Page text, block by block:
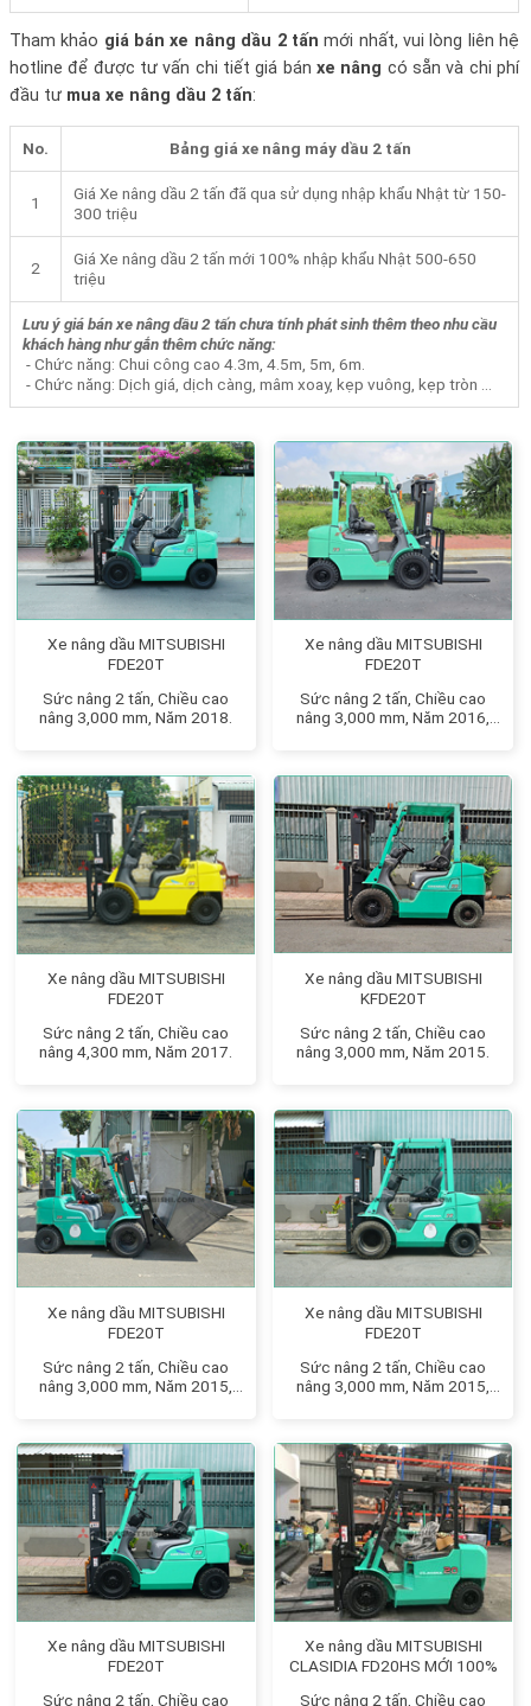
Tham khảo giá bán xe nâng dầu 2 tấn mới nhất, vui lòng liên hệ
hotline để được tư vấn chi tiết giá bán xe nâng có sẵn và chi phí
đầu tư mua xe nâng dầu 2 tấn:
No. Bảng giá xe nâng máy dầu 2 tấn
1
Giá Xe nâng dầu 2 tấn đã qua sử dụng nhập khẩu Nhật từ 150-
300 triệu
2
Giá Xe nâng dầu 2 tấn mới 100% nhập khẩu Nhật 500-650
triệu
Lưu ý giá bán xe nâng dầu 2 tấn chưa tính phát sinh thêm theo nhu cầu
khách hàng như gắn thêm chức năng:
- Chức năng: Chui công cao 4.3m, 4.5m, 5m, 6m.
- Chức năng: Dịch giá, dịch càng, mâm xoay, kẹp vuông, kẹp tròn …
Xe nâng dầu MITSUBISHI
FDE20T
Sức nâng 2 tấn, Chiều cao
nâng 3,000 mm, Năm 2018.
Xe nâng dầu MITSUBISHI
FDE20T
Sức nâng 2 tấn, Chiều cao
nâng 3,000 mm, Năm 2016,
Xe nâng dầu MITSUBISHI
FDE20T
Sức nâng 2 tấn, Chiều cao
nâng 4,300 mm, Năm 2017.
Xe nâng dầu MITSUBISHI
KFDE20T
Sức nâng 2 tấn, Chiều cao
nâng 3,000 mm, Năm 2015.
Xe nâng dầu MITSUBISHI
FDE20T
Sức nâng 2 tấn, Chiều cao
nâng 3,000 mm, Năm 2015,
xúc tiện lợi
Xe nâng dầu MITSUBISHI
FDE20T
Sức nâng 2 tấn, Chiều cao
nâng 3,000 mm, Năm 2015,
nặng
Xe nâng dầu MITSUBISHI
FDE20T
Sức nâng 2 tấn, Chiều cao
Xe nâng dầu MITSUBISHI
CLASIDIA FD20HS MỚI 100%
Sức nâng 2 tấn, Chiều cao